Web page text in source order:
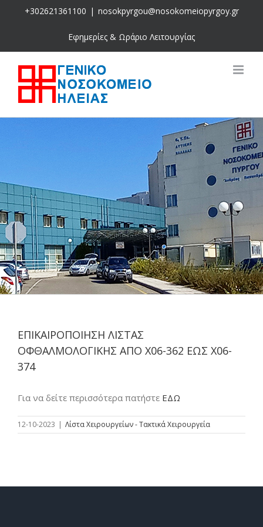
+302621361100 | nosokpyrgou@nosokomeiopyrgoy.gr
Εφημερίες & Ωράριο Λειτουργίας
ΕΠΙΚΑΙΡΟΠΟΙΗΣΗ ΛΙΣΤΑΣ
ΟΦΘΑΛΜΟΛΟΓΙΚΗΣ ΑΠΟ Χ06-362 ΕΩΣ Χ06-
374
Για να δείτε περισσότερα πατήστε ΕΔΩ
12-10-2023 | Λίστα Χειρουργείων - Τακτικά Χειρουργεία